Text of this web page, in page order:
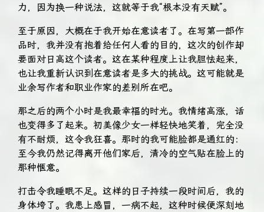
力，因为换一种说法，这就等于我“根本没有天赋”。
至于原因，大概在于我开始在意读者了。在写第一部作
品时，我并没有抱着给任何人看的目的，这次的创作却
要面对日高这个读者。这在某种程度上让我胆怯起来，
也让我重新认识到在意读者是多大的挑战。这可能就是
业余写作者和职业作家的差别所在吧。
那之后的两个小时是我最幸福的时光。我情绪高涨，话
也变得多了起来。初美像少女一样轻快地笑着，完全没
有不耐烦，这令我狂喜。那时的我可能脸都是通红的：
至今我仍然记得离开他们家后，清冷的空气贴在脸上的
那种惬意。
打击令我睡眠不足。这样的日子持续一段时间后，我的
身体垮了。我患上感冒，一病不起，这种时候便深刻地